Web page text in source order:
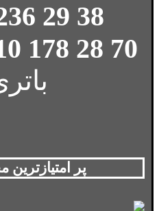
38 29 236 0912
70 28 178 0910
پر